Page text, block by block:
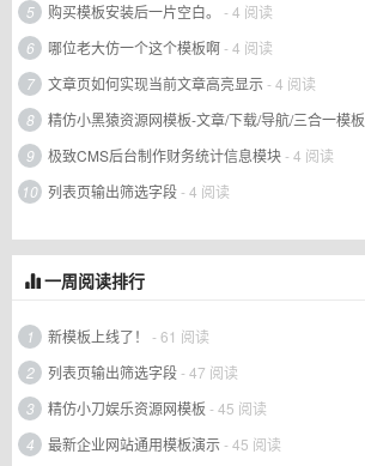
5
购买模板安装后一片空白。
- 4 阅读
6
哪位老大仿一个这个模板啊- 4 阅读
7
文章页如何实现当前文章高亮显示- 4 阅读
8
精仿小黑猿资源网模板-文章/下载/导航/三合一模板
9
极致CMS后台制作财务统计信息模块- 4 阅读
10 列表页输出筛选字段- 4 阅读
一周阅读排行
1 新模板上线了！
- 61 阅读
2
列表页输出筛选字段- 47 阅读
3
精仿小刀娱乐资源网模板 - 45 阅读
4
最新企业网站通用模板演示- 45 阅读